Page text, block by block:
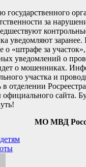
за
уведомляют
«штрафе за участок»,
уведомлений о
о мошенниках.
участка и
в отделении
официального сайта.
МО МВД